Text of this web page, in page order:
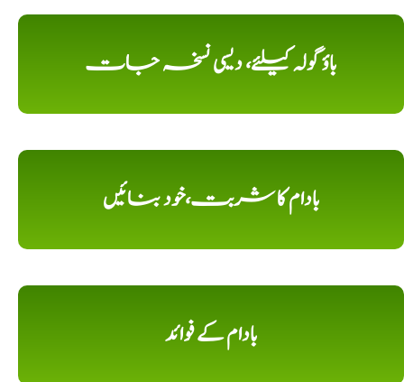
باؤ گولہ کیلئے، دیسی نسخہ جات
بادام کا شربت،خود بنائیں
بادام کے فوائد